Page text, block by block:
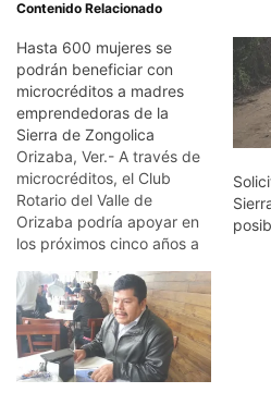
Contenido Relacionado
Hasta 600 mujeres se
podrán beneficiar con
microcréditos a madres
emprendedoras de la
Sierra de Zongolica
Orizaba, Ver.- A través de
microcréditos, el Club
Rotario del Valle de
Orizaba podría apoyar en
los próximos cinco años a
emprendedoras de la
región de la Sierra de
Zongolica, aseguró el
presidente de esta
organización Luis Arriola